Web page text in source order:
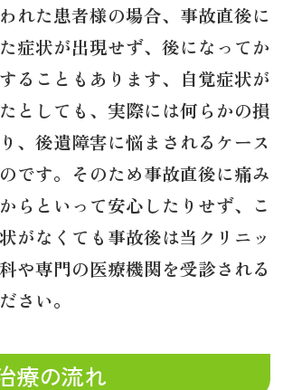
れた患者様の場合、事故直後に
症状が出現せず、後になってか
ることもあります、自覚症状が
としても、実際には何らかの損
、後遺障害に悩まされるケース
です。そのため事故直後に痛み
らといって安心したりせず、こ
がなくても事故後は当クリニッ
や専門の医療機関を受診される
さい。
療の流れ